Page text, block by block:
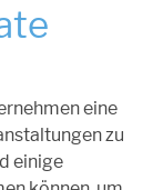
eine
zu
einige